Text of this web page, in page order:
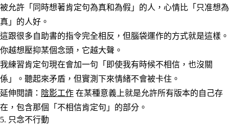
被允許「同時想著肯定句為真和為假」的人，心情比「只准想為
真」的人好。
這跟很多自助書的指令完全相反，但腦袋運作的方式就是這樣。
你越想壓抑某個念頭，它越大聲。
我練習肯定句現在會加一句「即使我有時候不相信，也沒關
係」。聽起來矛盾，但實測下來情緒不會被卡住。
延伸閱讀： 陰影工作 在某種意義上就是允許所有版本的自己存
在，包含那個「不相信肯定句」的部分。
5. 只念不行動